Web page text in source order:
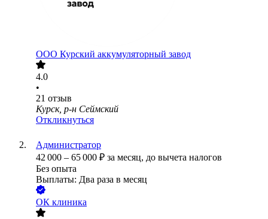
ООО Курский аккумуляторный завод
4.0
•
21 отзыв
Курск, р-н Сеймский
Откликнуться
Администратор
42 000 – 65 000 ₽ за месяц, до вычета налогов
Без опыта
Выплаты: Два раза в месяц
ОК клиника